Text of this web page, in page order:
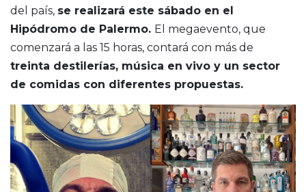
del país, se realizará este sábado en el
Hipódromo de Palermo. El megaevento, que
comenzará a las 15 horas, contará con más de
treinta destilerías, música en vivo y un sector
de comidas con diferentes propuestas.